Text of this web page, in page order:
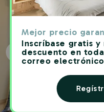
Mejor precio
Inscríbase gratis y
descuento en
correo electrónico